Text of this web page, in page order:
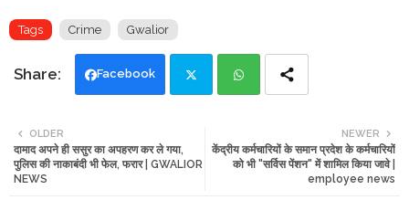
Tags Crime Gwalior
Facebook
tte ats
NEWER
केंद्रीय कर्मचारियों के समान प्रदेश के कर्मचारियों
को भी "सर्विस पेंशन" में शामिल किया जावे |
employee news
OLDER
दामाद अपने ही ससुर का अपहरण कर ले गया,
पुलिस की नाकाबंदी भी फेल, फरार | GWALIOR
NEWS